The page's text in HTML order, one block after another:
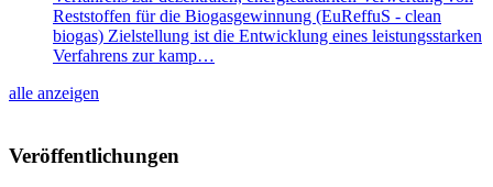
Reststoffen für die Biogasgewinnung (EuReffuS - clean
biogas) Zielstellung ist die Entwicklung eines leistungsstarken
Verfahrens zur kamp…
alle anzeigen
Veröffentlichungen